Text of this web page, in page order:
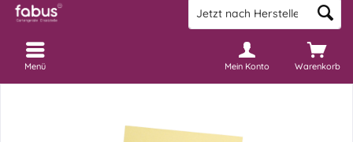
Warenkorb
Mein Konto
Menü